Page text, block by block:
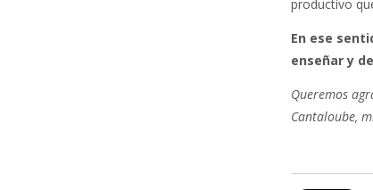
productivo
En ese
enseñar y
Queremos
Cantaloube,